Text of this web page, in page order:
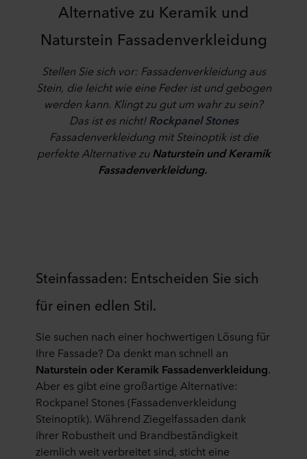
Alternative zu Keramik und
Naturstein Fassadenverkleidung
Stellen Sie sich vor: Fassadenverkleidung aus
Stein, die leicht wie eine Feder ist und gebogen
werden kann. Klingt zu gut um wahr zu sein?
Das ist es nicht! Rockpanel Stones
Fassadenverkleidung mit Steinoptik ist die
perfekte Alternative zuNaturstein und Keramik
Fassadenverkleidung.
Steinfassaden: Entscheiden Sie sich
für einen edlen Stil.
Sie suchen nach einer hochwertigen Lösung für
Ihre Fassade? Da denkt man schnell an
Naturstein oder Keramik Fassadenverkleidung.
Aber es gibt eine großartige Alternative:
Rockpanel Stones (Fassadenverkleidung
Steinoptik). Während Ziegelfassaden dank
ihrer Robustheit und Brandbeständigkeit
ziemlich weit verbreitet sind, sticht eine